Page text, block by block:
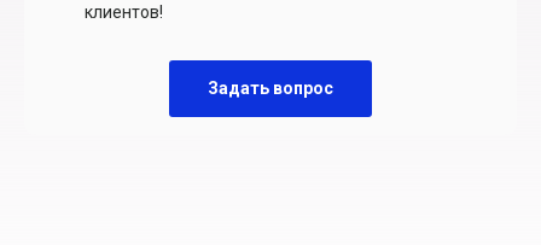
клиентов!
Задать вопрос